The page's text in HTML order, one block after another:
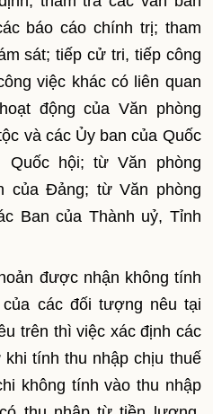
báo cáo chính trị; tham
sát; tiếp cử tri, tiếp công
việc khác có liên quan
động của Văn phòng
và các Ủy ban của Quốc
Quốc hội; từ Văn phòng
của Đảng; từ Văn phòng
Ban của Thành uỷ, Tỉnh
được nhận không tính
các đối tượng nêu tại
trên thì việc xác định các
tính thu nhập chịu thuế
không tính vào thu nhập